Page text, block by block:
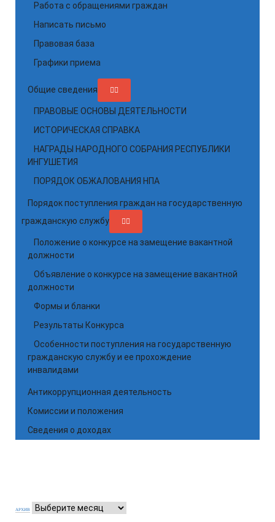
Работа с обращениями граждан
Написать письмо
Правовая база
Графики приема
Общие сведения
ПРАВОВЫЕ ОСНОВЫ ДЕЯТЕЛЬНОСТИ
ИСТОРИЧЕСКАЯ СПРАВКА
НАГРАДЫ НАРОДНОГО СОБРАНИЯ РЕСПУБЛИКИ
ИНГУШЕТИЯ
ПОРЯДОК ОБЖАЛОВАНИЯ НПА
Порядок поступления граждан на государственную
гражданскую службу
Положение о конкурсе на замещение вакантной
должности
Объявление о конкурсе на замещение вакантной
должности
Формы и бланки
Результаты Конкурса
Особенности поступления на государственную
гражданскую службу и ее прохождение
инвалидами
Антикоррупционная деятельность
Комиссии и положения
Сведения о доходах
АРХИВ